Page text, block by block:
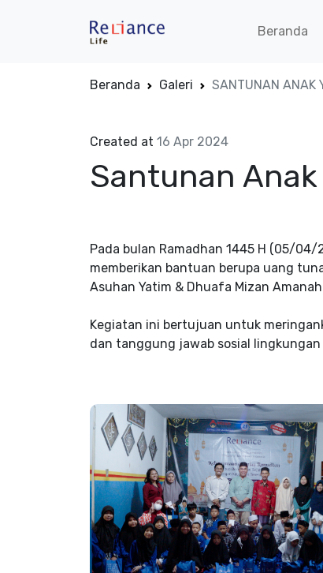
Beranda
Beranda Galeri SANTUNAN ANAK
Created at 16 Apr 2024
Santunan
Pada bulan Ramadhan 1445 H (05/
memberikan bantuan berupa uang
Asuhan Yatim & Dhuafa Mizan
Kegiatan ini bertujuan untuk
dan tanggung jawab sosial lingkungan